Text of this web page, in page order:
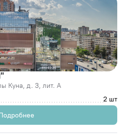
Куна, д. 3, лит. А
2 шт